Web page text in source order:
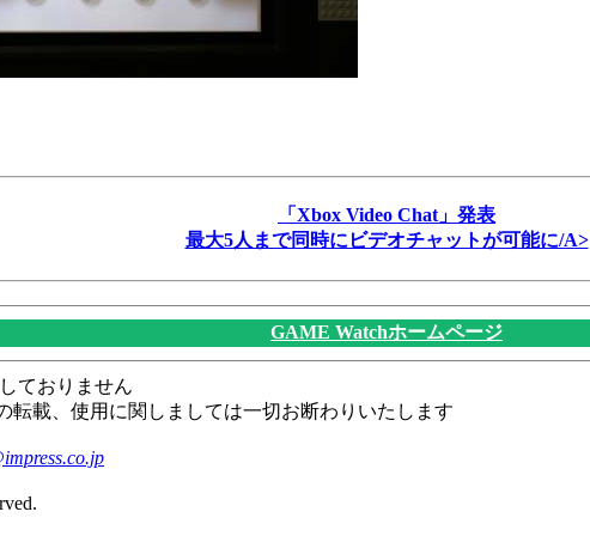
「Xbox Video Chat」発表
最大5人まで同時にビデオチャットが可能に/A>
GAME Watchホームページ
ておりません
転載、使用に関しましては一切お断わりいたします